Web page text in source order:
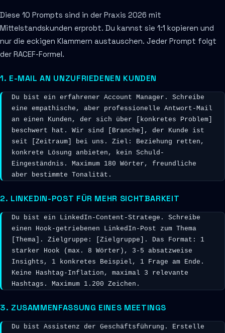
Diese 10 Prompts sind in der Praxis 2026 mit
Mittelstandskunden erprobt. Du kannst sie 1:1 kopieren und
nur die eckigen Klammern austauschen. Jeder Prompt folgt
der RACEF-Formel.
1. E-MAIL AN UNZUFRIEDENEN KUNDEN
Du bist ein erfahrener Account Manager. Schreibe
eine empathische, aber professionelle Antwort-Mail
an einen Kunden, der sich über [konkretes Problem]
beschwert hat. Wir sind [Branche], der Kunde ist
seit [Zeitraum] bei uns. Ziel: Beziehung retten,
konkrete Lösung anbieten, kein Schuld-
Eingeständnis. Maximum 180 Wörter, freundliche
aber bestimmte Tonalität.
2. LINKEDIN-POST FÜR MEHR SICHTBARKEIT
Du bist ein LinkedIn-Content-Stratege. Schreibe
einen Hook-getriebenen LinkedIn-Post zum Thema
[Thema]. Zielgruppe: [Zielgruppe]. Das Format: 1
starker Hook (max. 8 Wörter), 3-5 absatzweise
Insights, 1 konkretes Beispiel, 1 Frage am Ende.
Keine Hashtag-Inflation, maximal 3 relevante
Hashtags. Maximum 1.200 Zeichen.
3. ZUSAMMENFASSUNG EINES MEETINGS
Du bist Assistenz der Geschäftsführung. Erstelle